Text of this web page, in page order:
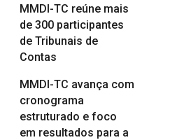
MMDI-TC reúne mais
de 300 participantes
de Tribunais de
Contas
MMDI-TC avança com
cronograma
estruturado e foco
em resultados para a